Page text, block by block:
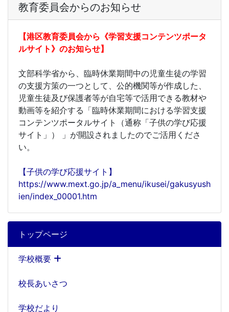
トップページ
学校概要
校長あいさつ
学校だより
教育委員会からのお知らせ
【港区教育委員会から《学習支援コンテンツポータ
ルサイト》のお知らせ】
文部科学省から、臨時休業期間中の児童生徒の学習
の支援方策の一つとして、公的機関等が作成した、
児童生徒及び保護者等が自宅等で活用できる教材や
動画等を紹介する「臨時休業期間における学習支援
コンテンツポータルサイト（通称「子供の学び応援
サイト」） 」が開設されましたのでご活用くださ
い。
【子供の学び応援サイト】
https://www.mext.go.jp/a_menu/ikusei/gakusyush
ien/index_00001.htm